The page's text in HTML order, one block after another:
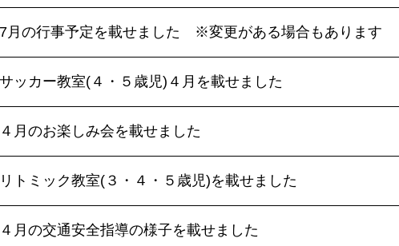
7月の行事予定を載せました ※変更がある場合もあります
サッカー教室(４・５歳児)４月を載せました
４月のお楽しみ会を載せました
リトミック教室(３・４・５歳児)を載せました
４月の交通安全指導の様子を載せました